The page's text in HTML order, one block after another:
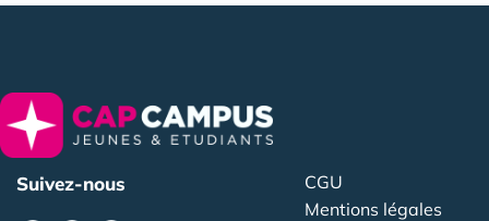
Suivez-nous
CGU
Mentions légales